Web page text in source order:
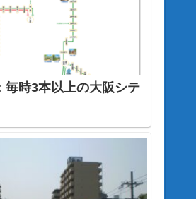
毎時3本以上の大阪シテ